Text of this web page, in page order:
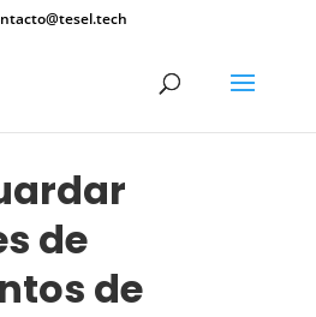
de
de